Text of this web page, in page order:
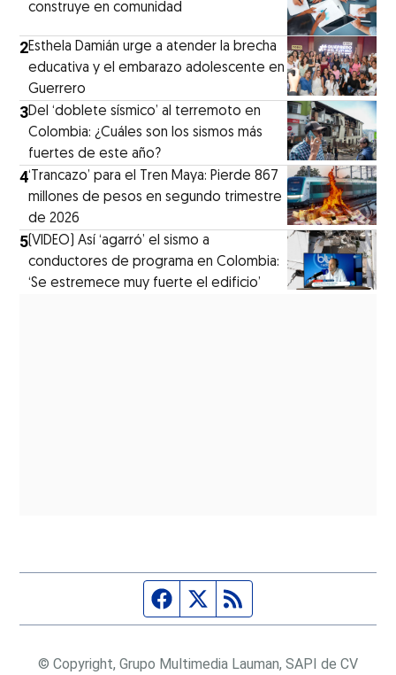
construye en comunidad
2Esthela Damián urge a atender la brecha
educativa y el embarazo adolescente en
Guerrero
3Del ‘doblete sísmico’ al terremoto en
Colombia: ¿Cuáles son los sismos más
fuertes de este año?
4‘Trancazo’ para el Tren Maya: Pierde 867
millones de pesos en segundo trimestre
de 2026
5 (VIDEO) Así ‘agarró’ el sismo a
conductores de programa en Colombia:
‘Se estremece muy fuerte el edificio’
Página de Facebook
Fuente Twitter
© Copyright, Grupo Multimedia Lauman, SAPI de CV